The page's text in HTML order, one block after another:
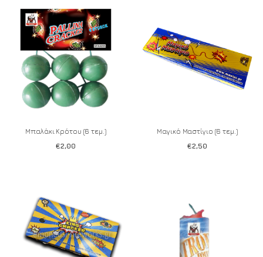
Add to wishlist
Μπαλάκι Κρότου (6 τεμ.)
€2,00
Add to wishlist
Μαγικό Μαστίγιο (6 τεμ.)
€2,50
Add to wishlist